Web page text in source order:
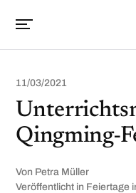
11/03/2021
Qingming-
Von Petra Müller
Veröffentlicht in Feiertage